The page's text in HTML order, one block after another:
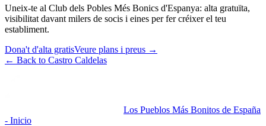
Uneix-te al Club dels Pobles Més Bonics d'Espanya: alta gratuïta,
visibilitat davant milers de socis i eines per fer créixer el teu
establiment.
Dona't d'alta gratisVeure plans i preus →
← Back to Castro Caldelas
Los Pueblos Más Bonitos de España
- Inicio